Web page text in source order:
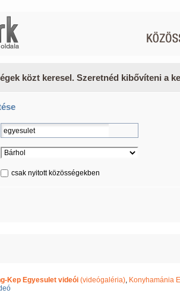
közt keresel. Szeretnéd kibővíteni a
csak nyitott közösségekben
Kep Egyesulet videói (videógaléria), Konyhamánia